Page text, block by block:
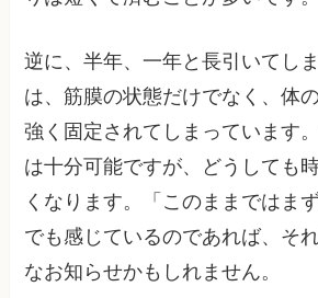
逆に、半年、一年と長引いてし
は、筋膜の状態だけでなく、体
強く固定されてしまっています
は十分可能ですが、どうしても
くなります。「このままではま
でも感じているのであれば、そ
なお知らせかもしれません。